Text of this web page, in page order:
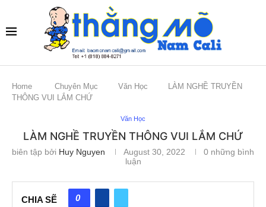
Home Chuyên Mục Văn Học
LÀM NGHỀ TRUYỀN
THÔNG VUI LẮM CHỨ
Văn Học
LÀM NGHỀ TRUYỀN THÔNG VUI LẮM CHỨ
biên tập bởi Huy Nguyen August 30, 2022
0 những bình
luận
CHIA SẼ 0